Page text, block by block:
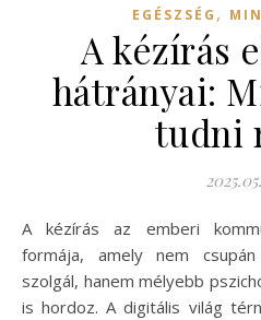
EGÉSZSÉG ,
A kézírás
hátrányai:
tudni
A kézírás az emberi kommunikáció egyik legrégebbi
formája, amely nem
szolgál, hanem mélyebb
is hordoz. A digitális világ